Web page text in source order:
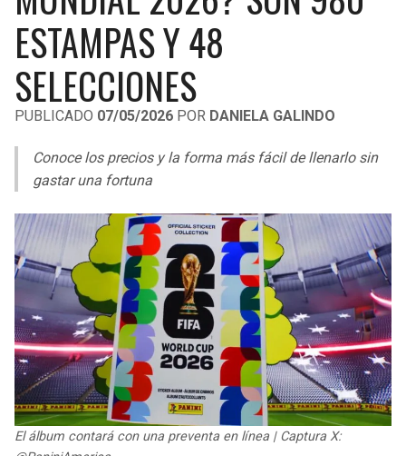
LIGA DE EXPANSIÓN MX
LEAGUES CUP
UEFA EUROPA LEAGUE
UEFA CONFERENCE LEAGUE
MLS
COPA SUDAMERICANA
LIGA BETPLAY
OTRAS LIGAS
RAIDERS
CHARGERS
BENGALS
BROWNS
STEELERS
TEXANS
COLTS
JAGUARS
CAVALIERS
PISTONS
BUCKS
HAWKS
HORNETS
HEAT
MAGIC
WIZARDS
ESTAMPAS Y 48
SELECCIONES
PUBLICADO 07/05/2026 POR DANIELA GALINDO
Conoce los precios y la forma más fácil de llenarlo sin
gastar una fortuna
El álbum contará con una preventa en línea | Captura X: